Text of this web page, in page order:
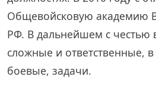
Общевойсковую академию
РФ. В дальнейшем с честью
сложные и ответственные,
боевые, задачи.